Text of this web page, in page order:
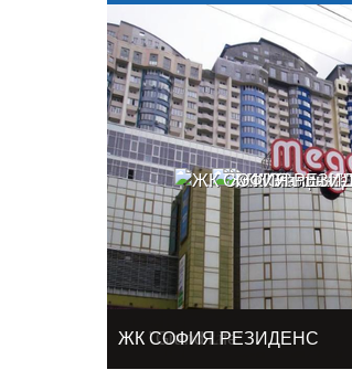
ЖК "Мега Сити"
ЖК "София"
ЖК "Липинка"
ЖК "Grand Life"
ЖК СОФИЯ РЕЗИДЕНС